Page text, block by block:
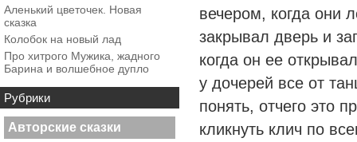
Аленький цветочек. Новая
сказка
Колобок на новый лад
Про хитрого Мужика, жадного
Барина и волшебное дупло
Рубрики
Авторские сказки
вечером, когда они
закрывал дверь и
когда он ее
у дочерей все от
понять, отчего это
кликнуть клич по